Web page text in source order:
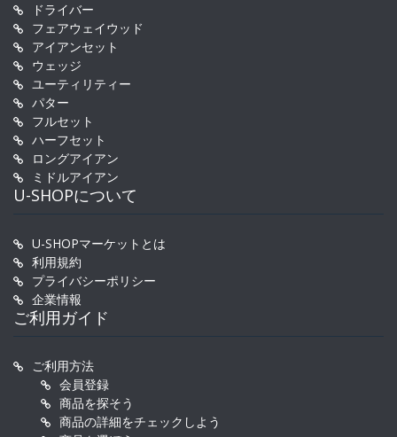
ドライバー
フェアウェイウッド
アイアンセット
ウェッジ
ユーティリティー
パター
フルセット
ハーフセット
ロングアイアン
ミドルアイアン
U-SHOPについて
U-SHOPマーケットとは
利用規約
プライバシーポリシー
企業情報
ご利用ガイド
ご利用方法
会員登録
商品を探そう
商品の詳細をチェックしよう